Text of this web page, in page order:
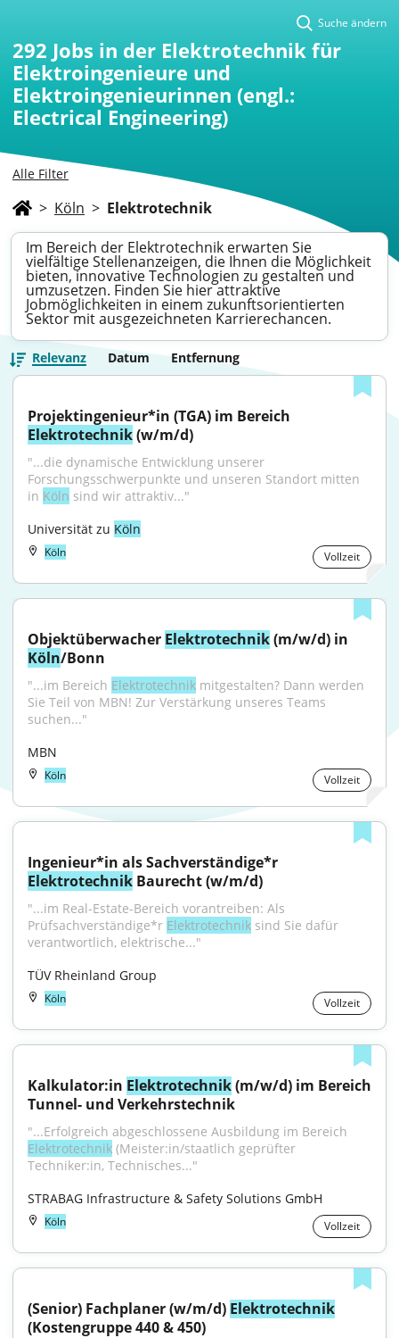
Alle Filter
Suche ändern
292 Jobs in der Elektrotechnik für
Elektroingenieure und
Elektroingenieurinnen (engl.:
Electrical Engineering)
> Köln > Elektrotechnik
Im Bereich der Elektrotechnik erwarten Sie
vielfältige Stellenanzeigen, die Ihnen die Möglichkeit
bieten, innovative Technologien zu gestalten und
umzusetzen. Finden Sie hier attraktive
Jobmöglichkeiten in einem zukunftsorientierten
Sektor mit ausgezeichneten Karrierechancen.
Relevanz Datum Entfernung
Elektrotechnik (w/m/d)
"...die dynamische Entwicklung unserer
Forschungsschwerpunkte und unseren Standort mitten
in Köln sind wir attraktiv..."
Universität zu Köln
Köln Vollzeit
Objektüberwacher Elektrotechnik
Köln/Bonn
"...im Bereich Elektrotechnik mitgestalten? Dann werden
Sie Teil von MBN! Zur Verstärkung unseres Teams
suchen..."
MBN
Köln Vollzeit
Elektrotechnik Baurecht (w/m/d)
"...im Real-Estate-Bereich vorantreiben: Als
Prüfsachverständige*r Elektrotechnik sind Sie dafür
verantwortlich, elektrische..."
TÜV Rheinland Group
Köln Vollzeit
Kalkulator:in Elektrotechnik (m/w/d) im Bereich
Tunnel- und Verkehrstechnik
Elektrotechnik (Meister:in/staatlich geprüfter
Techniker:in, Technisches..."
STRABAG Infrastructure & Safety Solutions GmbH
Köln Vollzeit
(Senior) Fachplaner (w/m/d) Elektrotechnik
(Kostengruppe 440 & 450)